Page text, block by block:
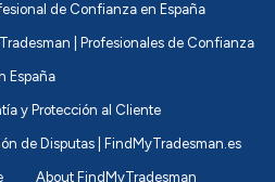
de Confianza en España
| Profesionales de Confianza
España
y Protección al Cliente
de Disputas | FindMyTradesman.es
About FindMyTradesman